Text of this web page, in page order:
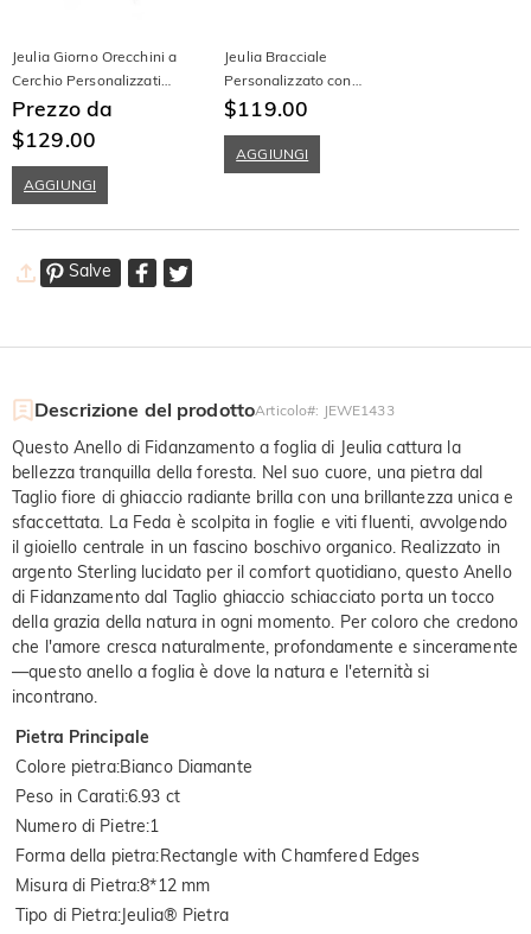
Jeulia Giorno Orecchini a
Cerchio Personalizzati
Taglio a Tondo e Marquise
Prezzo da
$129.00
AGGIUNGI
Jeulia Bracciale
Personalizzato con
Grappolo di Pietre Taglio
Semplice
$119.00
AGGIUNGI
Salve
Descrizione del prodottoArticolo#: JEWE1433
Questo Anello di Fidanzamento a foglia di Jeulia cattura la
bellezza tranquilla della foresta. Nel suo cuore, una pietra dal
Taglio fiore di ghiaccio radiante brilla con una brillantezza unica e
sfaccettata. La Feda è scolpita in foglie e viti fluenti, avvolgendo
il gioiello centrale in un fascino boschivo organico. Realizzato in
argento Sterling lucidato per il comfort quotidiano, questo Anello
di Fidanzamento dal Taglio ghiaccio schiacciato porta un tocco
della grazia della natura in ogni momento. Per coloro che credono
che l'amore cresca naturalmente, profondamente e sinceramente
—questo anello a foglia è dove la natura e l'eternità si
incontrano.
Pietra Principale
Colore pietra:Bianco Diamante
Peso in Carati:6.93 ct
Numero di Pietre:1
Forma della pietra:Rectangle with Chamfered Edges
Misura di Pietra:8*12 mm
Tipo di Pietra:Jeulia® Pietra